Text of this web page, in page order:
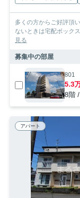
多くの方からご好評頂
ないときは宅配ボック
見る
募集中の部屋
801
5.3
8階
アパート